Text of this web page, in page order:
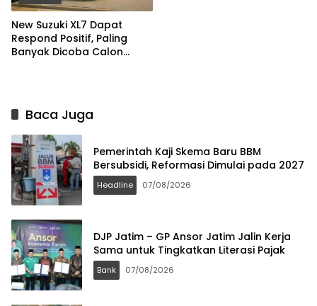
New Suzuki XL7 Dapat
Respond Positif, Paling
Banyak Dicoba Calon
Baca Juga
Pemerintah Kaji Skema Baru BBM
Bersubsidi, Reformasi Dimulai pada 2027
Headline 07/08/2026
DJP Jatim – GP Ansor Jatim Jalin Kerja
Sama untuk Tingkatkan Literasi Pajak
Bank 07/08/2026